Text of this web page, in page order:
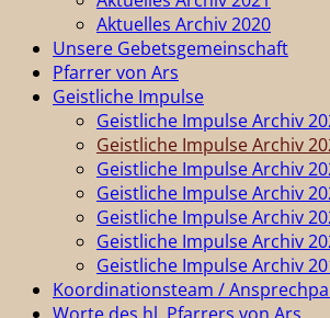
Aktuelles Archiv 2020
Unsere Gebetsgemeinschaft
Pfarrer von Ars
Geistliche Impulse
Geistliche Impulse Archiv
Geistliche Impulse Archiv
Geistliche Impulse Archiv
Geistliche Impulse Archiv
Geistliche Impulse Archiv
Geistliche Impulse Archiv
Geistliche Impulse Archiv
Koordinationsteam /
Worte des hl. Pfarrers von Ars